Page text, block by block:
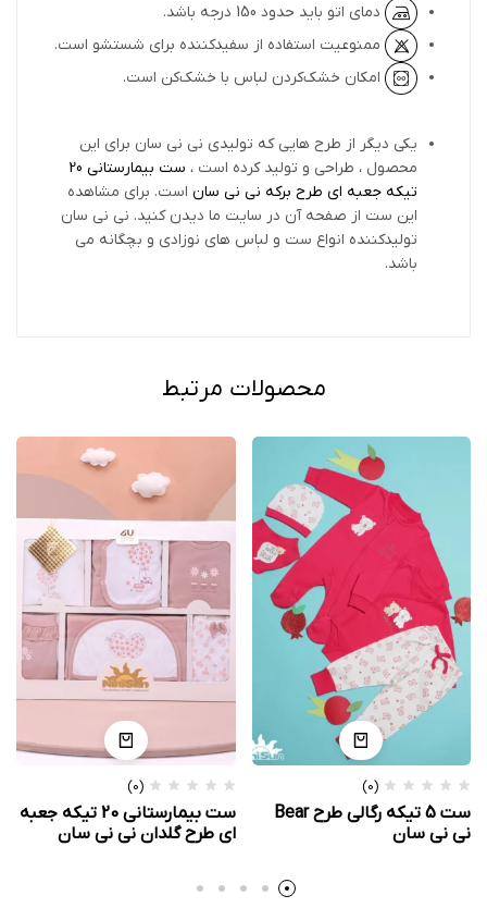
دمای اتو باید حدود 150 درجه باشد.
ممنوعیت استفاده از سفیدکننده برای شستشو است.
امکان خشک‌کردن لباس با خشک‌کن است.
یکی دیگر از طرح هایی که تولیدی نی نی سان برای این
محصول ، طراحی و تولید کرده است ،
ست بیمارستانی 20
تیکه جعبه ای طرح برکه نی نی سان است. برای مشاهده
این ست از صفحه آن در سایت ما دیدن کنید. نی نی سان
تولیدکننده انواع ست و لباس های نوزادی و بچگانه می
باشد.
محصولات مرتبط
(0)
ست 5 تیکه رگالی طرح Bear
نی نی سان
(0)
ست بیمارستانی 20 تیکه جعبه
ای طرح گلدان نی نی سان